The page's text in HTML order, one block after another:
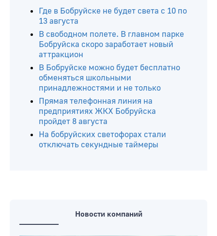
Где в Бобруйске не будет света с 10 по
13 августа
В свободном полете. В главном парке
Бобруйска скоро заработает новый
аттракцион
В Бобруйске можно будет бесплатно
обменяться школьными
принадлежностями и не только
Прямая телефонная линия на
предприятиях ЖКХ Бобруйска
пройдет 8 августа
На бобруйских светофорах стали
отключать секундные таймеры
Новости компаний